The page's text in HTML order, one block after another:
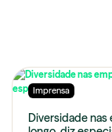
Imprensa
Diversidade nas